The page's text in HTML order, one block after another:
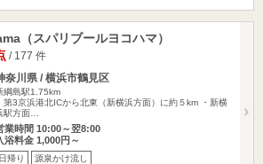
（スパリブールヨコハマ）
/ 177 件
奈川県 / 横浜市鶴見区
綱島駅1.75km
第3京浜港北ICから北東（新横浜方面）に約５km ・新横
駅方面…
業時間 10:00～翌8:00
浴料金 1,000円～
日帰り 源泉かけ流し